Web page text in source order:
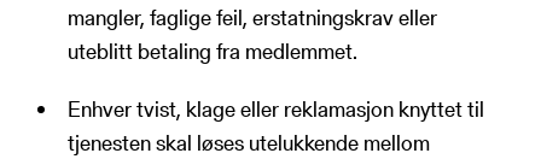
mangler, faglige feil, erstatningskrav eller
uteblitt betaling fra medlemmet.
Enhver tvist, klage eller reklamasjon knyttet til
tjenesten skal løses utelukkende mellom